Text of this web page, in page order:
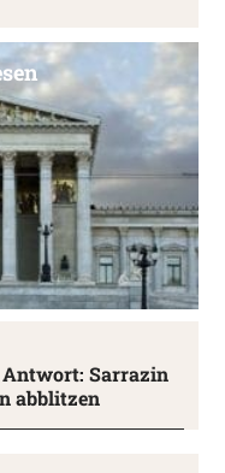
Antwort: Sarrazin
abblitzen